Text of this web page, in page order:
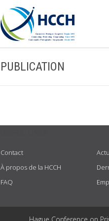
PUBLICATION
Contact
À propos de la HCCH
FAQ